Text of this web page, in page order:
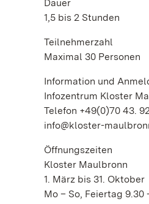
Dauer
1,5 bis 2 Stunden
Teilnehmerzahl
Maximal 30 Personen
Information und
Infozentrum Kloster
Telefon +49(0)70 43.
info@kloster-
Öffnungszeiten
Kloster Maulbronn
1. März bis 31. Oktober
Mo – So, Feiertag 9.30